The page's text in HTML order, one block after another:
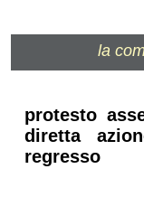
la
protesto
diretta
regresso